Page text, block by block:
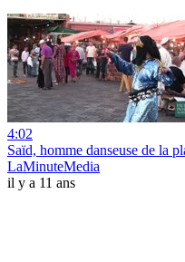
4:02
Saïd, homme danseuse de la
LaMinuteMedia
il y a 11 ans